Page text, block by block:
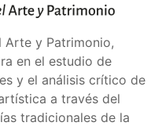
Arte y Patrimonio,
en el estudio de
y el análisis crítico de
a través del
tradicionales de la